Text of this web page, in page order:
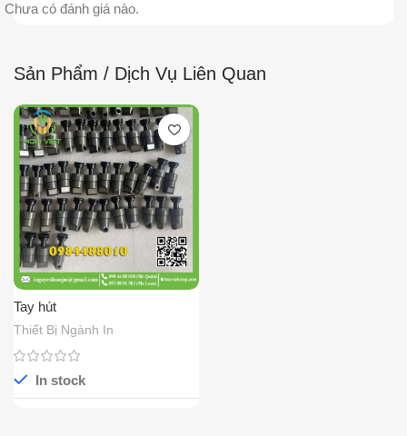
Chưa có đánh giá nào.
Sản Phẩm / Dịch Vụ Liên Quan
Tay hút
Thiết Bị Ngành In
In stock